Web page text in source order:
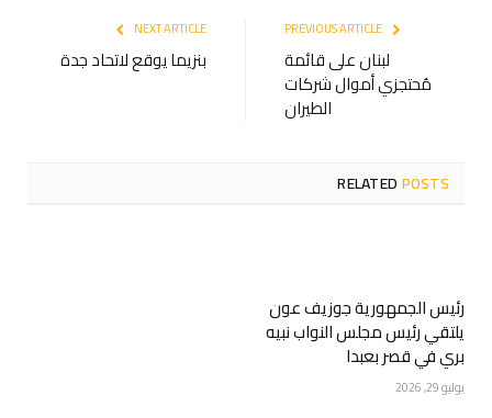
لبنان على قائمة
مُحتجزي أموال شركات
الطيران
NEXT ARTICLE
بنزيما يوقع لاتحاد جدة
RELATEDPOSTS
رئيس الجمهورية جوزيف عون
يلتقي رئيس مجلس النواب نبيه
بري في قصر بعبدا
يوليو 29, 2026